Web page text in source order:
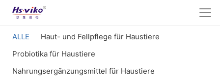
ALLE
Haut- und Fellpflege für Haustiere
Probiotika für Haustiere
Nahrungsergänzungsmittel für Haustiere